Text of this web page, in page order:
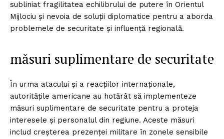
subliniat fragilitatea echilibrului de putere în Orientul
Mijlociu și nevoia de soluții diplomatice pentru a aborda
problemele de securitate și influență regională.
măsuri suplimentare de securitate
În urma atacului și a reacțiilor internaționale,
autoritățile americane au hotărât să implementeze
măsuri suplimentare de securitate pentru a proteja
interesele și personalul din regiune. Aceste măsuri
includ creșterea prezenței militare în zonele sensibile